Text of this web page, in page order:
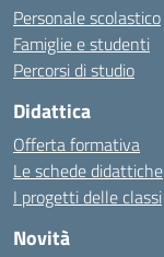
Personale scolastico
Famiglie e studenti
Percorsi di studio
Didattica
Offerta formativa
Le schede didattiche
I progetti delle classi
Novità